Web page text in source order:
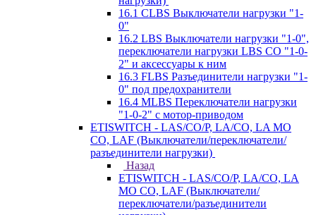
16.1 CLBS Выключатели нагрузки "1-
0"
16.2 LBS Выключатели нагрузки "1-0",
переключатели нагрузки LBS CO "1-0-
2" и аксессуары к ним
16.3 FLBS Разъединители нагрузки "1-
0" под предохранители
16.4 MLBS Переключатели нагрузки
"1-0-2" с мотор-приводом
ETISWITCH - LAS/CO/P, LA/CO, LA MO
CO, LAF (Выключатели/переключатели/
разъединители нагрузки)
Назад
ETISWITCH - LAS/CO/P, LA/CO, LA
MO CO, LAF (Выключатели/
переключатели/разъединители